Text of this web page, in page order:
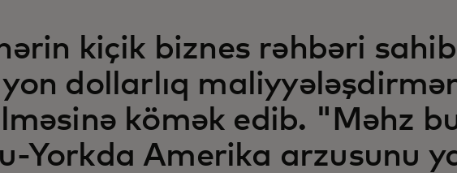
kiçik biznes rəhbəri
dollarlıq
kömək edib. "Məhz
Yorkda Amerika arzusunu